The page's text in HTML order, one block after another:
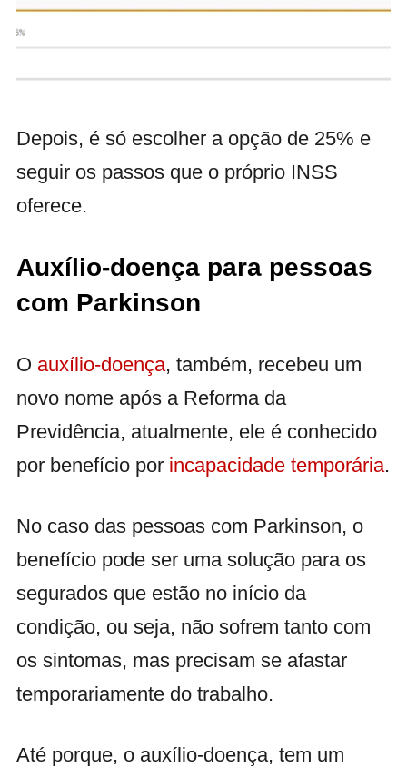
Depois, é só escolher a opção de 25% e
seguir os passos que o próprio INSS
oferece.
Auxílio-doença para pessoas
com Parkinson
O auxílio-doença, também, recebeu um
novo nome após a Reforma da
Previdência, atualmente, ele é conhecido
por benefício por incapacidade temporária.
No caso das pessoas com Parkinson, o
benefício pode ser uma solução para os
segurados que estão no início da
condição, ou seja, não sofrem tanto com
os sintomas, mas precisam se afastar
temporariamente do trabalho.
Até porque, o auxílio-doença, tem um